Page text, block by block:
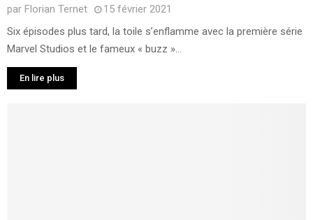
par Florian Ternet
15 février 2021
Six épisodes plus tard, la toile s’enflamme avec la première série
Marvel Studios et le fameux « buzz »...
En lire plus